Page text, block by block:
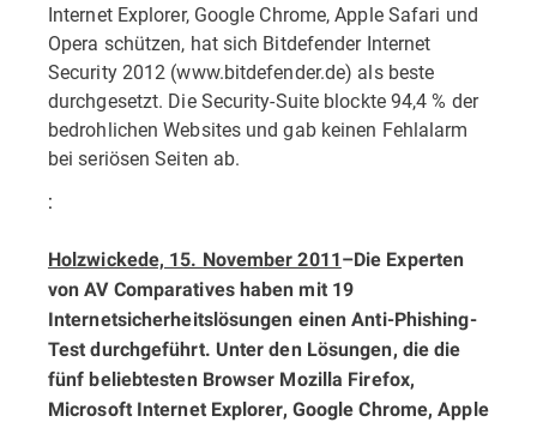
Internet Explorer, Google Chrome, Apple Safari und
Opera schützen, hat sich Bitdefender Internet
Security 2012 (www.bitdefender.de) als beste
durchgesetzt. Die Security-Suite blockte 94,4 % der
bedrohlichen Websites und gab keinen Fehlalarm
bei seriösen Seiten ab.
:
Holzwickede, 15. November 2011–Die Experten
von AV Comparatives haben mit 19
Internetsicherheitslösungen einen Anti-Phishing-
Test durchgeführt. Unter den Lösungen, die die
fünf beliebtesten Browser Mozilla Firefox,
Microsoft Internet Explorer, Google Chrome, Apple